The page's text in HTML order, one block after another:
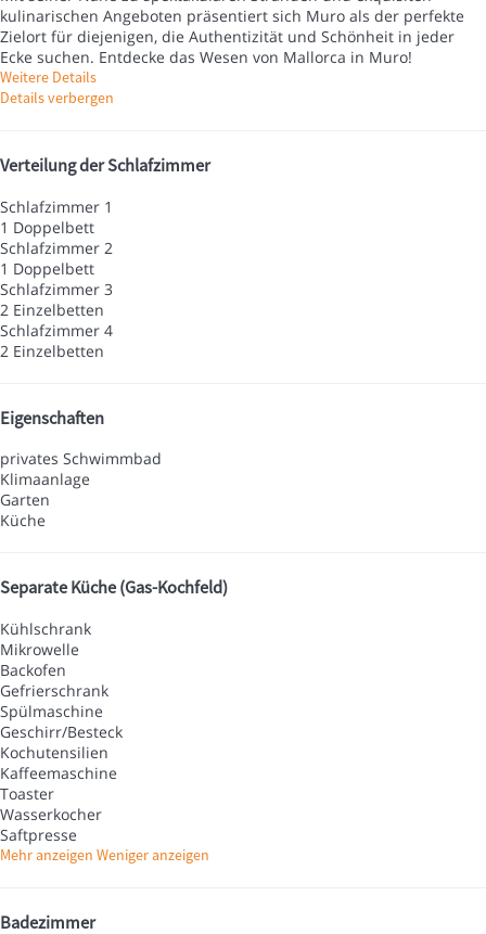
kulinarischen Angeboten präsentiert sich Muro als der perfekte
Zielort für diejenigen, die Authentizität und Schönheit in jeder
Ecke suchen. Entdecke das Wesen von Mallorca in Muro!
Weitere Details
Details verbergen
Verteilung der Schlafzimmer
Schlafzimmer 1
1 Doppelbett
Schlafzimmer 2
1 Doppelbett
Schlafzimmer 3
2 Einzelbetten
Schlafzimmer 4
2 Einzelbetten
Eigenschaften
privates Schwimmbad
Klimaanlage
Garten
Küche
Separate Küche (Gas-Kochfeld)
Kühlschrank
Mikrowelle
Backofen
Gefrierschrank
Spülmaschine
Geschirr/Besteck
Kochutensilien
Kaffeemaschine
Toaster
Wasserkocher
Saftpresse
Mehr anzeigen Weniger anzeigen
Badezimmer